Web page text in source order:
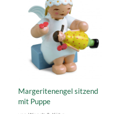
Margeritenengel sitzend
mit Puppe